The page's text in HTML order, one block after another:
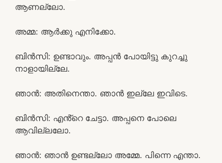
ആണല്ലോ.
അമ്മ: ആർക്കു എനിക്കോ.
ബിൻസി: ഉണ്ടാവും. അപ്പൻ പോയിട്ടു കുറച്ചു
നാളായില്ലേ.
ഞാൻ: അതിനെന്താ. ഞാൻ ഇല്ലേ ഇവിടെ.
ബിൻസി: എൻ്റെ ചേട്ടാ. അപ്പനെ പോലെ
ആവില്ലലോ.
ഞാൻ: ഞാൻ ഉണ്ടല്ലോ അമ്മേ. പിന്നെ എന്താ.